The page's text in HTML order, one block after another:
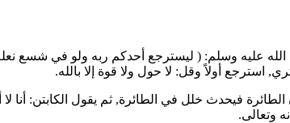
عليه وسلم: ( ليسترجع أحدكم ربه ولو في شسع
أولاً وقل: لا حول ولا قوة إلا بالله.
فيحدث خلل في الطائرة, ثم يقول الكابتن: أنا
وتعالى.